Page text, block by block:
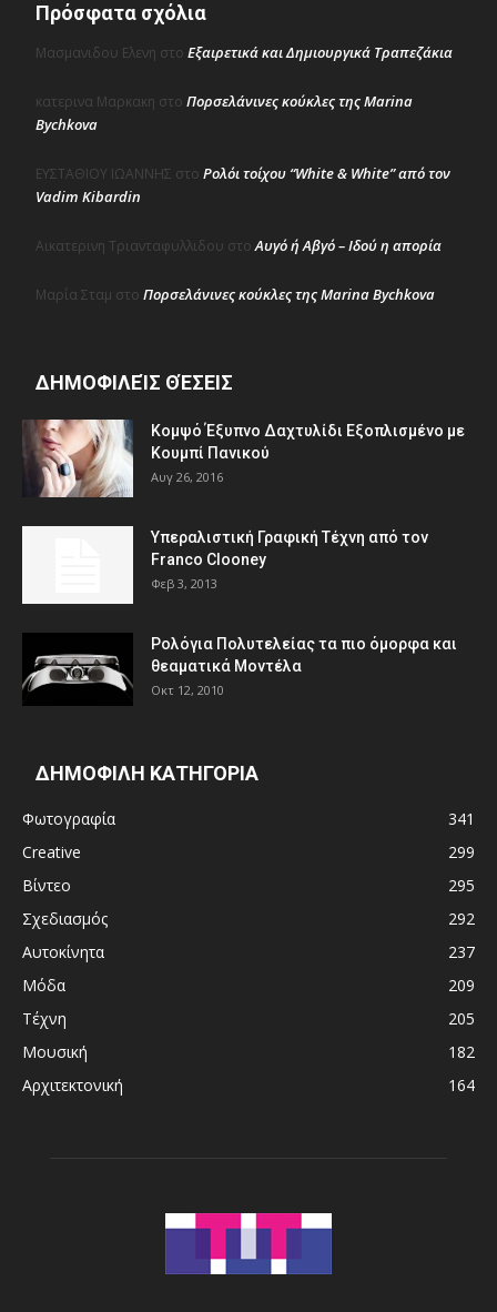
Πρόσφατα σχόλια
Μασμανιδου Ελενη στο Εξαιρετικά και Δημιουργικά Τραπεζάκια
κατερινα Μαρκακη στο Πορσελάνινες κούκλες της Marina
Bychkova
ΕΥΣΤΑΘΙΟΥ ΙΩΑΝΝΗΣ στο Ρολόι τοίχου “White & White” από τον
Vadim Kibardin
Αικατερινη Τριανταφυλλιδου στοΑυγό ή Αβγό – Ιδού η απορία
Μαρία Σταμ στο Πορσελάνινες κούκλες της Marina Bychkova
ΔΗΜΟΦΙΛΕΊΣ ΘΈΣΕΙΣ
Κομψό Έξυπνο Δαχτυλίδι Εξοπλισμένο με
Κουμπί Πανικού
Αυγ 26, 2016
Υπεραλιστική Γραφική Τέχνη από τον
Franco Clooney
Φεβ 3, 2013
Ρολόγια Πολυτελείας τα πιο όμορφα και
θεαματικά Μοντέλα
Οκτ 12, 2010
ΔΗΜΟΦΙΛΗ ΚΑΤΗΓΟΡΙΑ
Φωτογραφία
341
Creative
299
Βίντεο
295
Σχεδιασμός
292
Αυτοκίνητα
237
Μόδα
209
Τέχνη
205
Μουσική
182
Αρχιτεκτονική
164